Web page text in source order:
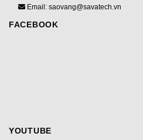
Email: saovang@savatech.vn
FACEBOOK
YOUTUBE